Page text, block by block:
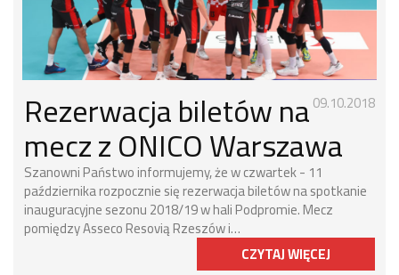
09.10.2018
Rezerwacja biletów na
mecz z ONICO Warszawa
Szanowni Państwo informujemy, że w czwartek - 11
października rozpocznie się rezerwacja biletów na spotkanie
inauguracyjne sezonu 2018/19 w hali Podpromie. Mecz
pomiędzy Asseco Resovią Rzeszów i…
CZYTAJ WIĘCEJ